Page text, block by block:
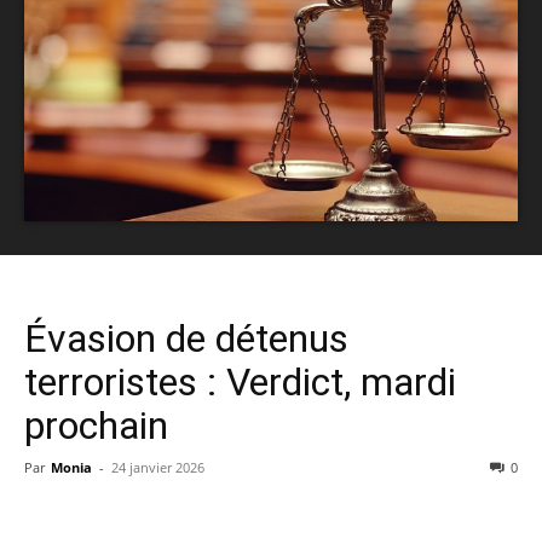
Évasion de détenus
terroristes : Verdict, mardi
prochain
Par Monia - 24 janvier 2026 0